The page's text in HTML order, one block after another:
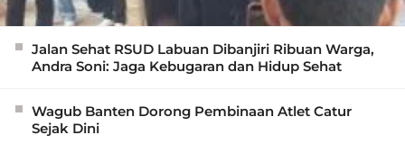
Jalan Sehat RSUD Labuan Dibanjiri Ribuan Warga,
Andra Soni: Jaga Kebugaran dan Hidup Sehat
Wagub Banten Dorong Pembinaan Atlet Catur
Sejak Dini